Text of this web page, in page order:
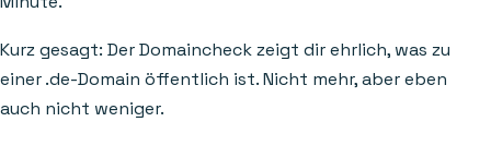
Kurz gesagt: Der Domaincheck zeigt dir ehrlich, was zu
einer .de-Domain öffentlich ist. Nicht mehr, aber eben
auch nicht weniger.